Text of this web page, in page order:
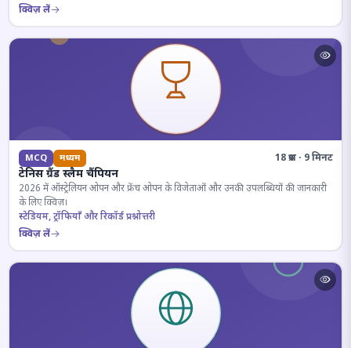
क्विज़ लें
MCQ मध्यम 18 प्रश्न · 9 मिनट
टेनिस ग्रैंड स्लैम चैंपियन
2026 में ऑस्ट्रेलियन ओपन और फ्रेंच ओपन के विजेताओं और उनकी उपलब्धियों की जानकारी
के लिए क्विज़।
स्टेडियम, ट्रॉफियाँ और रिकॉर्ड प्रश्नोत्तरी
क्विज़ लें